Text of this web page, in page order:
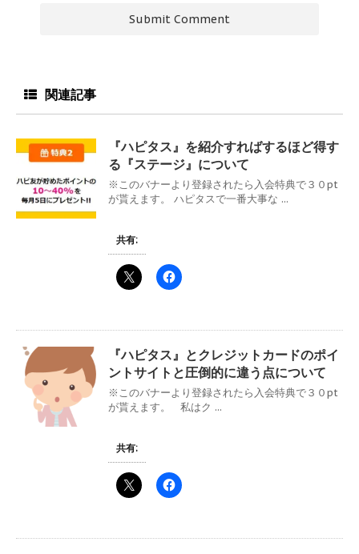
関連記事
『ハピタス』を紹介すればするほど得す
る『ステージ』について
※このバナーより登録されたら入会特典で３０pt
が貰えます。 ハピタスで一番大事な ...
共有:
『ハピタス』とクレジットカードのポイ
ントサイトと圧倒的に違う点について
※このバナーより登録されたら入会特典で３０pt
が貰えます。 私はク ...
共有: